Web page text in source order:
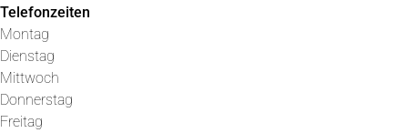
Telefonzeiten
Montag
Dienstag
Mittwoch
Donnerstag
Freitag